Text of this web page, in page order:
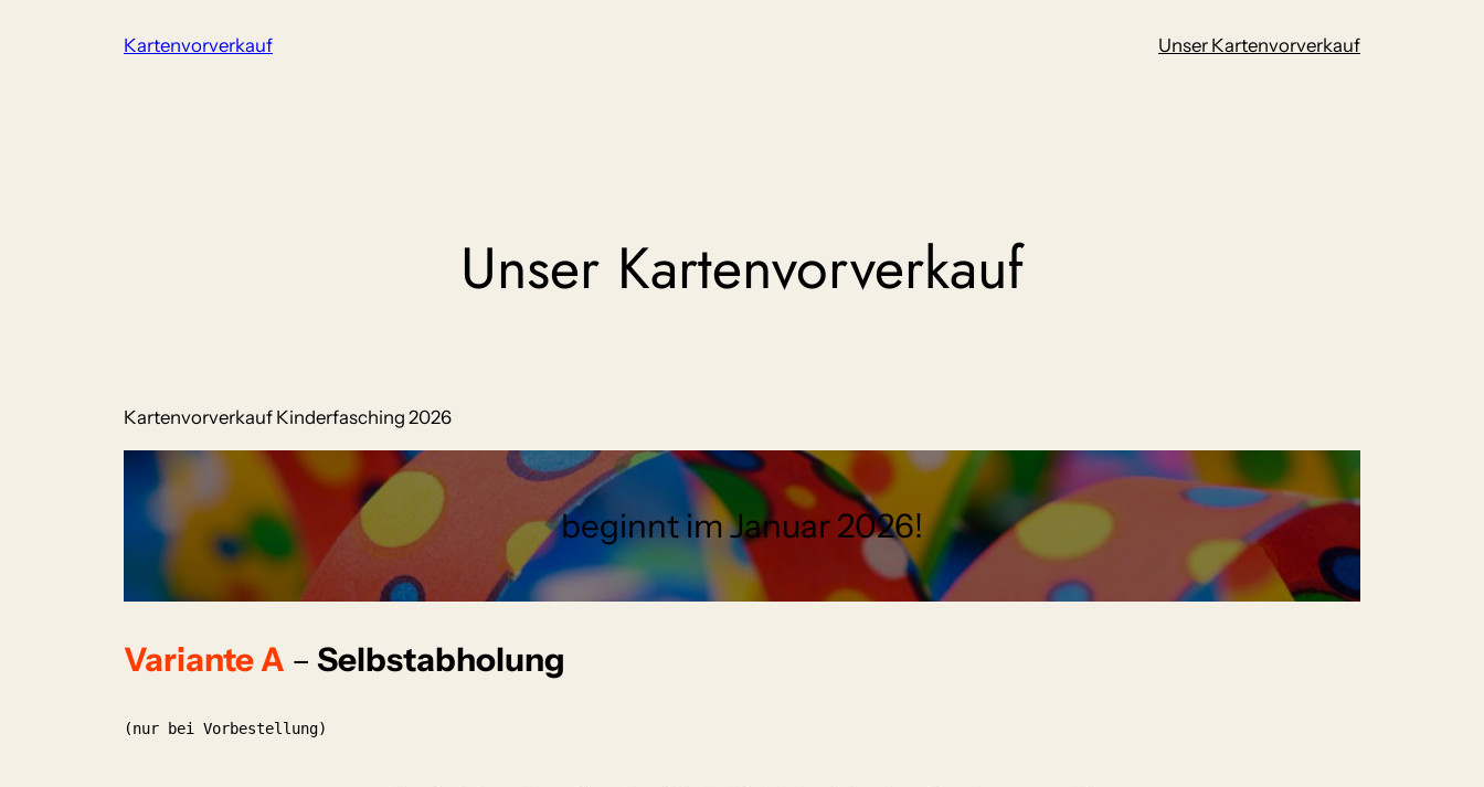
Kartenvorverkauf Unser Kartenvorverkauf
Unser Kartenvorverkauf
Kartenvorverkauf Kinderfasching 2026
beginnt im Januar 2026!
Variante A – Selbstabholung
(nur bei Vorbestellung)